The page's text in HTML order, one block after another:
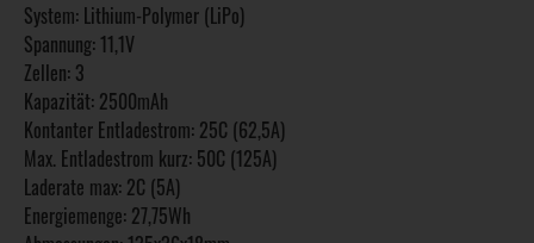
System: Lithium-Polymer (LiPo)
Spannung: 11,1V
Zellen: 3
Kapazität: 2500mAh
Kontanter Entladestrom: 25C (62,5A)
Max. Entladestrom kurz: 50C (125A)
Laderate max: 2C (5A)
Energiemenge: 27,75Wh